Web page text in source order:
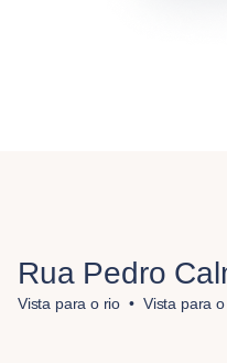
Rua Pedro
Vista para o rio Vista para